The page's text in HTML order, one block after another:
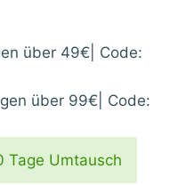
über 49€| Code:
über 99€| Code:
Tage Umtausch